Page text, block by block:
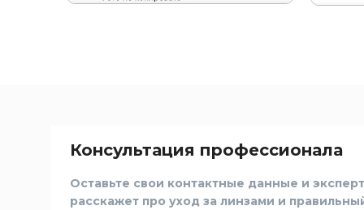
Консультация профессионала
Оставьте свои контактные данные и
расскажет про уход за линзами и